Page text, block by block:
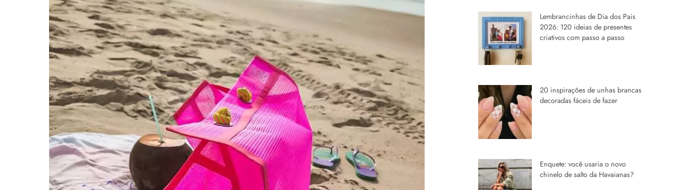
Lembrancinhas de Dia dos Pais
2026: 120 ideias de presentes
criativos com passo a passo
20 inspirações de unhas brancas
decoradas fáceis de fazer
Enquete: você usaria o novo
chinelo de salto da Havaianas?